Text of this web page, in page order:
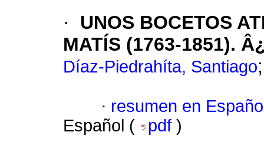
·
UNOS BOCETOS
MATÍS (1763-1851).
Díaz-Piedrahíta, Santiago
· resumen en
Español (
pdf )